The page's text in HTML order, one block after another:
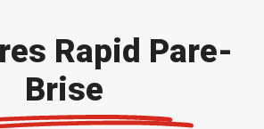
Rapid Pare-
Brise